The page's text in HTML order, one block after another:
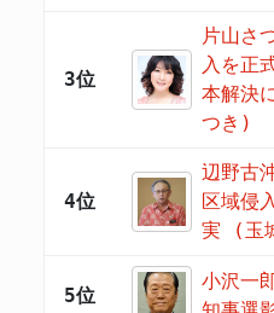
3位
片山さ
入を正
本解決
つき)
4位
辺野古
区域侵
実 (玉
5位
小沢一